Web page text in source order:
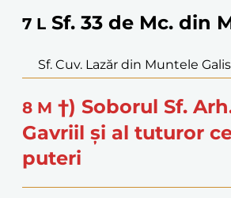
7 L Sf. 33 de Mc. din
Sf. Cuv. Lazăr din Muntele
8 M †) Soborul Sf.
Gavriil și al tuturor
puteri